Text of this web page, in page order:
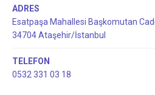
ADRES
Esatpaşa Mahallesi Başkomutan
34704 Ataşehir/İstanbul
TELEFON
0532 331 03 18